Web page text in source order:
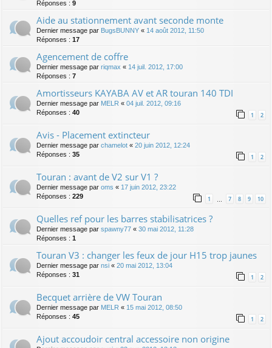
Réponses : 9
Aide au stationnement avant seconde monte
Dernier message par BugsBUNNY « 14 août 2012, 11:50
Réponses : 17
Agencement de coffre
Dernier message par riqmax « 14 juil. 2012, 17:00
Réponses : 7
Amortisseurs KAYABA AV et AR touran 140 TDI
Dernier message par MELR « 04 juil. 2012, 09:16
Réponses : 40 1 2
Avis - Placement extincteur
Dernier message par chamelot « 20 juin 2012, 12:24
Réponses : 35 1 2
Touran : avant de V2 sur V1 ?
Dernier message par oms « 17 juin 2012, 23:22
Réponses : 229 1 … 7 8 9 10
Quelles ref pour les barres stabilisatrices ?
Dernier message par spawny77 « 30 mai 2012, 11:28
Réponses : 1
Touran V3 : changer les feux de jour H15 trop jaunes
Dernier message par nsi « 20 mai 2012, 13:04
Réponses : 31 1 2
Becquet arrière de VW Touran
Dernier message par MELR « 15 mai 2012, 08:50
Réponses : 45 1 2
Ajout accoudoir central accessoire non origine